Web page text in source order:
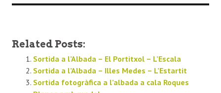
Related Posts:
Sortida a l’Albada – El Portitxol – L’Escala
Sortida a l’Albada – Illes Medes – L’Estartit
Sortida fotogràfica a l’albada a cala Roques